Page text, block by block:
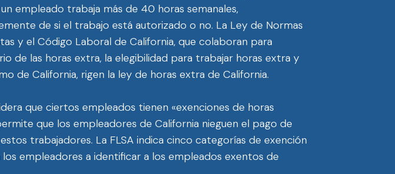
empleado trabaja más de 40 horas semanales,
de si el trabajo está autorizado o no. La Ley de Normas
y el Código Laboral de California, que colaboran para
de las horas extra, la elegibilidad para trabajar horas extra y
de California, rigen la ley de horas extra de California.
que ciertos empleados tienen «exenciones de horas
que los empleadores de California nieguen el pago de
trabajadores. La FLSA indica cinco categorías de exención
los empleadores a identificar a los empleados exentos de